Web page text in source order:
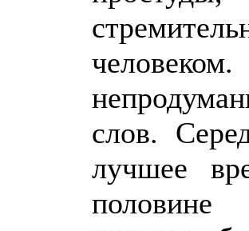
слов.
лучшее
половине